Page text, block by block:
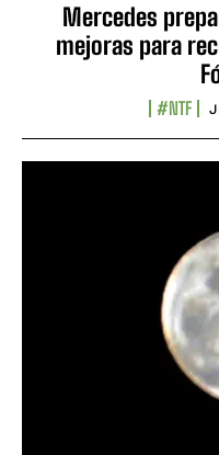
Mercedes
mejoras para
#NTF